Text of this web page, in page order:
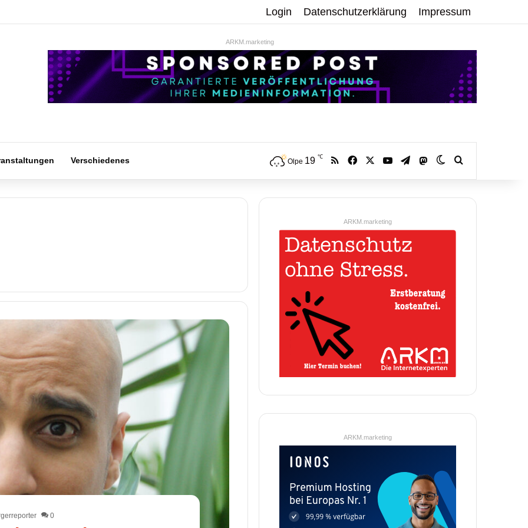
Login Datenschutzerklärung Impressum
ARKM.marketing
Verschiedenes Olpe 19 ℃ RSS Facebook YouTubeTelegramMastodonSkin umschalten
0
ARKM.marketing
ARKM.marketing